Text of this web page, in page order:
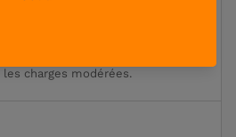
charges modérées.